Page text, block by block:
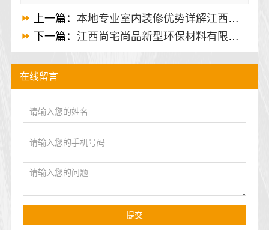
上一篇： 本地专业室内装修优势详解江西圣匠新型环保材料有限公司
下一篇： 江西尚宅尚品新型环保材料有限公司：南昌全屋定制现代风格施工队
在线留言
提交